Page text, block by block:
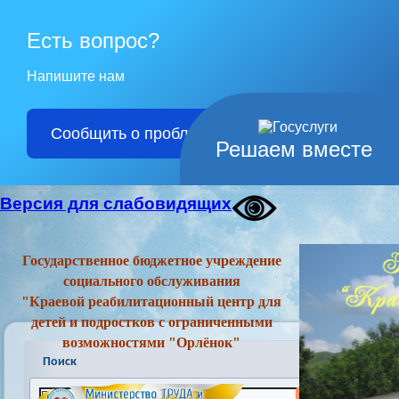
Решаем вместе
Есть вопрос?
Напишите нам
Сообщить о проблеме
Версия для слабовидящих
Государственное бюджетное учреждение
социального обслуживания
"Краевой реабилитационный центр для
детей и подростков с ограниченными
возможностями "Орлёнок"
Поиск